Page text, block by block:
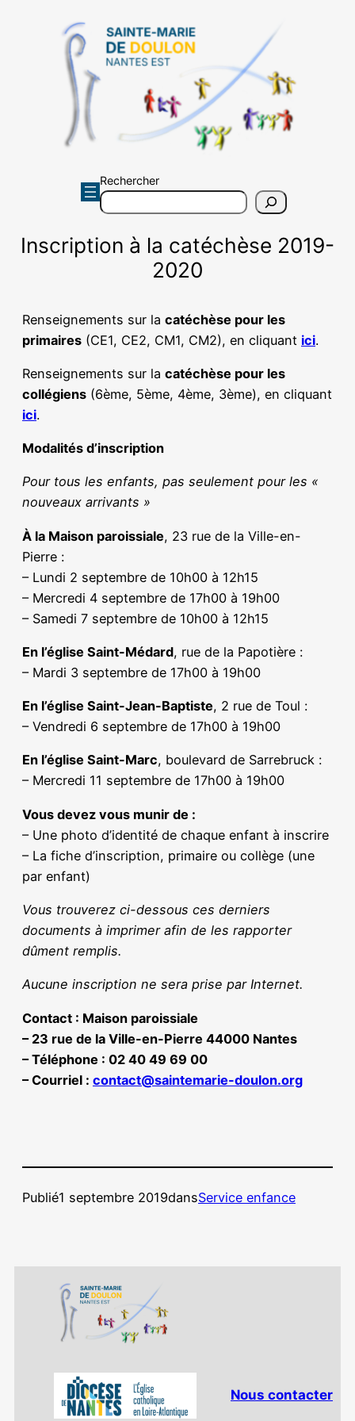
Rechercher
Inscription à la catéchèse 2019-
2020
Renseignements sur la catéchèse pour les
primaires (CE1, CE2, CM1, CM2), en cliquant ici.
Renseignements sur la catéchèse pour les
collégiens (6ème, 5ème, 4ème, 3ème), en cliquant
ici.
Modalités d’inscription
Pour tous les enfants, pas seulement pour les «
nouveaux arrivants »
À la Maison paroissiale, 23 rue de la Ville-en-
Pierre :
– Lundi 2 septembre de 10h00 à 12h15
– Mercredi 4 septembre de 17h00 à 19h00
– Samedi 7 septembre de 10h00 à 12h15
En l’église Saint-Médard, rue de la Papotière :
– Mardi 3 septembre de 17h00 à 19h00
En l’église Saint-Jean-Baptiste, 2 rue de Toul :
– Vendredi 6 septembre de 17h00 à 19h00
En l’église Saint-Marc, boulevard de Sarrebruck :
– Mercredi 11 septembre de 17h00 à 19h00
Vous devez vous munir de :
– Une photo d’identité de chaque enfant à inscrire
– La fiche d’inscription, primaire ou collège (une
par enfant)
Vous trouverez ci-dessous ces derniers
documents à imprimer afin de les rapporter
dûment remplis.
Aucune inscription ne sera prise par Internet.
Contact : Maison paroissiale
– 23 rue de la Ville-en-Pierre 44000 Nantes
– Téléphone : 02 40 49 69 00
– Courriel : contact@saintemarie-doulon.org
Publié1 septembre 2019dansService enfance
Nous contacter